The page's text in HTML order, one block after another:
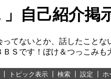
自己紹介掲
てないとか、話したことな
Ｓです！ぼけ＆つっこみも
トピック表示 検索 設定 ホ